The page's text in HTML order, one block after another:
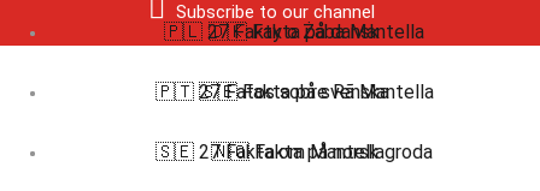
Subscribe to our channel
🇵🇱 27 Fakty o Żaba Mantella
🇵🇹 27 Fatos sobre Rã Mantella
🇸🇪 27 Fakta om Mantellagroda
🇩🇰 Fakta på dansk
🇸🇪 Fakta på svenska
🇳🇴 Fakta på norsk